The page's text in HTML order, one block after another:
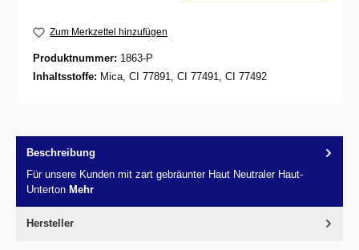
Zum Merkzettel hinzufügen
Produktnummer: 1863-P
Inhaltsstoffe: Mica, CI 77891, CI 77491, CI 77492
Beschreibung
Für unsere Kunden mit zart gebräunter Haut Neutraler Haut-
Unterton Mehr
Hersteller